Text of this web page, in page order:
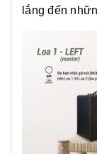
lắng đến